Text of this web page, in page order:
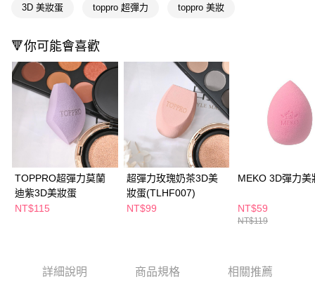
１．簡單：不需註冊會員、不需綁卡、不需儲值。
３．安心：先確認商品／服務後，再付款。
【「AFTEE先享後付」結帳流程】
１．於結帳方式選擇「AFTEE先享後付」後，將跳轉至「AFTEE先享後付」
結帳頁面，進行簡訊認證並確認金額後，即可完成結帳。
２．訂單成立數日內，您將收到繳費通知簡訊。
３．收到繳費通知簡訊後14天內，點擊此簡訊中的連結，可透過四大超商／
ATM／網路銀行／等多元方式進行付款，方視為交易完成。
※ 請注意：結帳手續完成當下不需立刻繳費，但若您需要取消訂單，請聯絡
購買商品的店家。未經商家同意取消之訂單仍視為有效，需透過AFTEE先享
後付繳納相關費用。
※ 交易是否成功請以「AFTEE先享後付 」之結帳頁面顯示為準，若有關於
是否繳費成功／繳費後需取消欲退款等相關疑問，請聯繫「AFTEE先享後付
客戶支援中心」
https://netprotections.freshdesk.com/support/home
權轉讓予恩沛科技股份有限公司。
２．關於個人資料處理事宜，請瀏覽以下網址：
全家取貨付款
每筆NT$65，滿NT$390(含以上)免運費
付款後全家取貨
每筆NT$65，滿NT$390(含以上)免運費
萊爾富取貨付款
每筆NT$65，滿NT$490(含以上)免運費
付款後萊爾富取貨
每筆NT$65，滿NT$490(含以上)免運費
付款後7-11取貨
3D 美妝蛋 toppro 超彈力 toppro 美妝
🔻你可能會喜歡
TOPPRO超彈力莫蘭
迪紫3D美妝蛋
NT$115
超彈力玫瑰奶茶3D美
妝蛋(TLHF007)
NT$99
MEKO 3D彈力美
NT$59
NT$119
詳細說明 商品規格 相關推薦